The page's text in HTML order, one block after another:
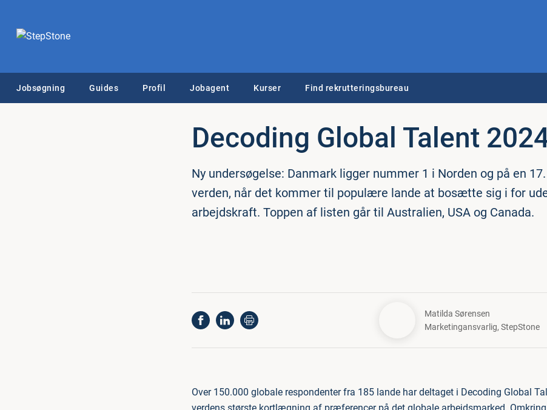
Jobsøgning Guides Profil Jobagent Kurser Find rekrutteringsbureau
Decoding Global Talent
Ny undersøgelse: Danmark ligger nummer 1 i Norden og på en
verden, når det kommer til populære lande at bosætte sig i for
arbejdskraft. Toppen af listen går til Australien, USA og Canada.
Matilda Sørensen
Marketingansvarlig,StepStone
Over 150.000 globale respondenter fra 185 lande har deltaget i Decoding Global